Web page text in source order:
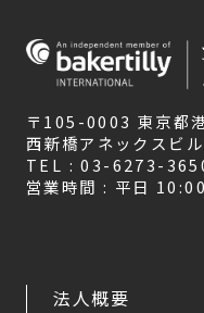
〒105-0003 東京都
西新橋アネックスビ
TEL : 03-6273-
営業時間 : 平日
法人概要